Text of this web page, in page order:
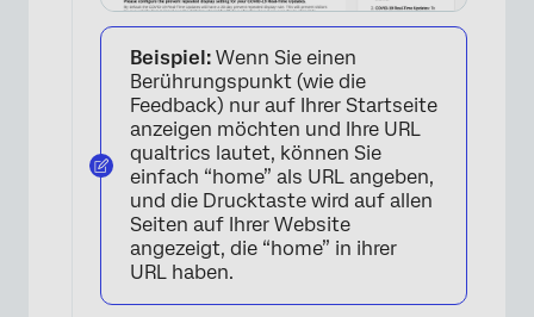
Beispiel: Wenn Sie einen
Berührungspunkt (wie die
Feedback) nur auf Ihrer Startseite
anzeigen möchten und Ihre URL
qualtrics lautet, können Sie
einfach “home” als URL angeben,
und die Drucktaste wird auf allen
Seiten auf Ihrer Website
angezeigt, die “home” in ihrer
URL haben.